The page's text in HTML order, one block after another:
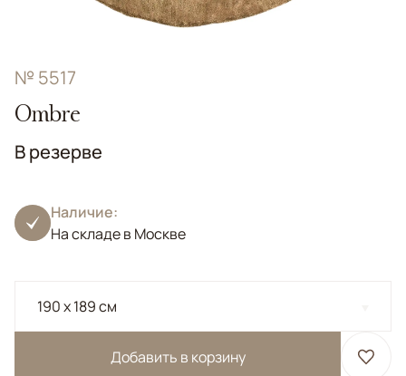
№ 5517
Ombre
В резерве
Наличие:
На складе в Москве
190 x 189 см
Добавить в корзину